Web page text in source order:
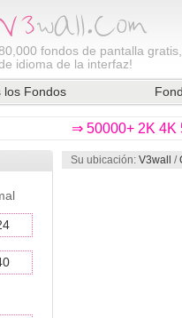
fondos de pantalla
idioma de la interfaz!
los Fondos
⇒ 50000+ 2K 4K
Su ubicación: V3wall /